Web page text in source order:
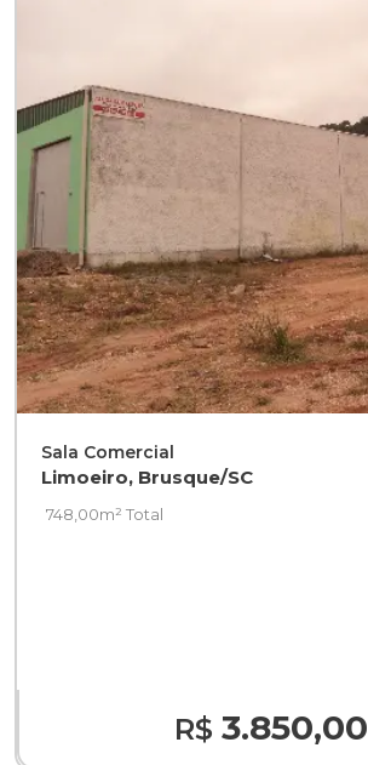
Sala Comercial
Limoeiro, Brusque/SC
748,00m² Total
R$ 3.850,00